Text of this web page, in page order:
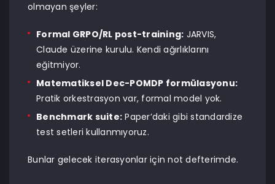
olmayan şeyler:
Formal GRPO/RL post-training: JARVIS,
Claude üzerine kurulu. Kendi ağırlıklarını
eğitmiyor.
Matematiksel Dec-POMDP formülasyonu:
Pratik orkestrasyon var, formal model yok.
Benchmark suite: Paper’daki gibi standardize
test setleri kullanmıyoruz.
Bunlar gelecek iterasyonlar için not defterimde.